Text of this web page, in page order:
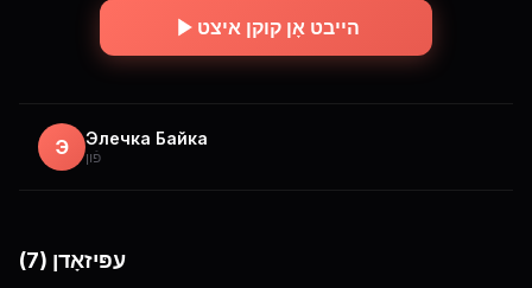
הייבט אָן קוקן איצט
Э Элечка Байка
פֿון
עפּיזאָדן (7)